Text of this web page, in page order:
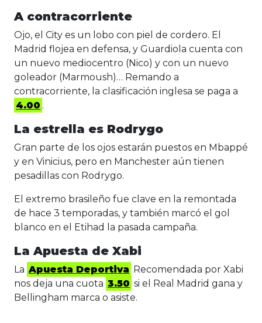
A contracorriente
Ojo, el City es un lobo con piel de cordero. El
Madrid flojea en defensa, y Guardiola cuenta con
un nuevo mediocentro (Nico) y con un nuevo
goleador (Marmoush)… Remando a
contracorriente, la clasificación inglesa se paga a
4.00 .
La estrella es Rodrygo
Gran parte de los ojos estarán puestos en Mbappé
y en Vinicius, pero en Manchester aún tienen
pesadillas con Rodrygo.
El extremo brasileño fue clave en la remontada
de hace 3 temporadas, y también marcó el gol
blanco en el Etihad la pasada campaña.
La Apuesta de Xabi
La Apuesta Deportiva Recomendada por Xabi
nos deja una cuota 3.50 si el Real Madrid gana y
Bellingham marca o asiste.